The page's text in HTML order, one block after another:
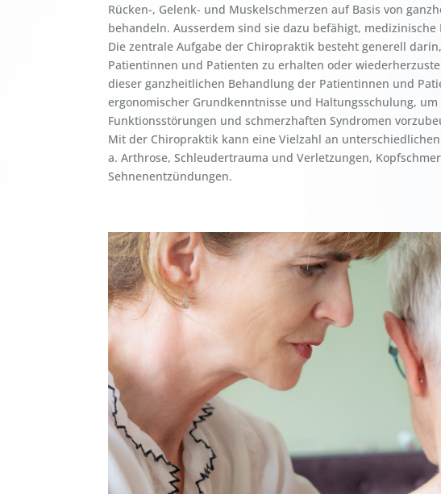
Rücken-, Gelenk- und Muskelschmerzen auf Basis von
behandeln. Ausserdem sind sie dazu befähigt, medizinische
Die zentrale Aufgabe der Chiropraktik besteht generell
Patientinnen und Patienten zu erhalten oder
dieser ganzheitlichen Behandlung der Patientinnen und
ergonomischer Grundkenntnisse und Haltungsschulung,
Funktionsstörungen und schmerzhaften Syndromen
Mit der Chiropraktik kann eine Vielzahl an
a. Arthrose, Schleudertrauma und Verletzungen,
Sehnenentzündungen.